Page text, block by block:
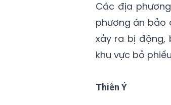
Các địa
phương án bảo
xảy ra bị động,
khu vực bỏ
Thiên Ý